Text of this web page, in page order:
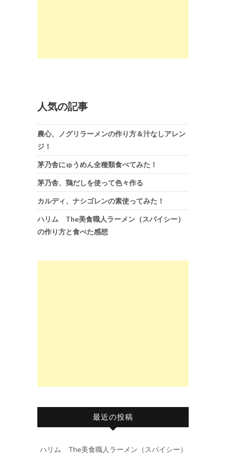
人気の記事
農心、ノグリラーメンの作り方＆汁なしアレン
ジ！
茅乃舎にゅうめん全種類食べてみた！
茅乃舎、鶏だしを使って色々作る
カルディ、ナシゴレンの素使ってみた！
ハリム The美食職人ラーメン（スパイシー）
の作り方と食べた感想
最近の投稿
ハリム The美食職人ラーメン（スパイシー）